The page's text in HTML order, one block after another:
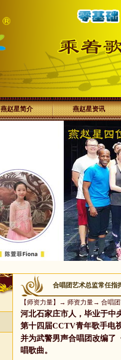
燕赵星简介 燕赵星资讯
合唱团艺术总监常任指
【 师资力量】→ 师资力量→ 合唱
河北石家庄市人，毕业于中
第十四届CCTV青年歌手电
并为武警男声合唱团改编了
唱歌曲。